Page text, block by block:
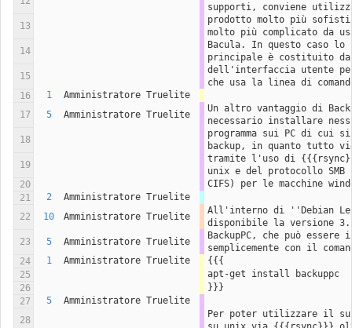
supporti, conviene
13
prodotto molto più
molto più complicato da
14
Bacula. In questo caso lo
principale è costituito
15
dell'interfaccia utente
che usa la linea di
16
1
Amministratore Truelite
17
5 Amministratore Truelite
Un altro vantaggio di
necessario installare
18
programma sui PC di cui
backup, in quanto tutto
19
tramite l'uso di
unix e del protocollo SMB
20
CIFS) per le macchine
21
2
Amministratore Truelite
22
10 Amministratore Truelite
All'interno di ''Debian
disponibile la versione
23
5 Amministratore Truelite
BackupPC, che può
semplicemente con il
24
1 Amministratore Truelite
{{{
25
apt-get install backuppc
26
}}}
27
5
Amministratore Truelite
28
Per poter utilizzare il